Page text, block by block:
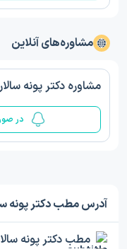
مشاوره‌های آنلاین
مشاوره دکتر پونه
در
آدرس مطب دکتر پونه
مطب دکتر پونه